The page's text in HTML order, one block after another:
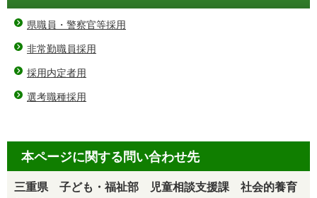
県職員・警察官等採用
非常勤職員採用
採用内定者用
選考職種採用
本ページに関する問い合わせ先
三重県 子ども・福祉部 児童相談支援課 社会的養育